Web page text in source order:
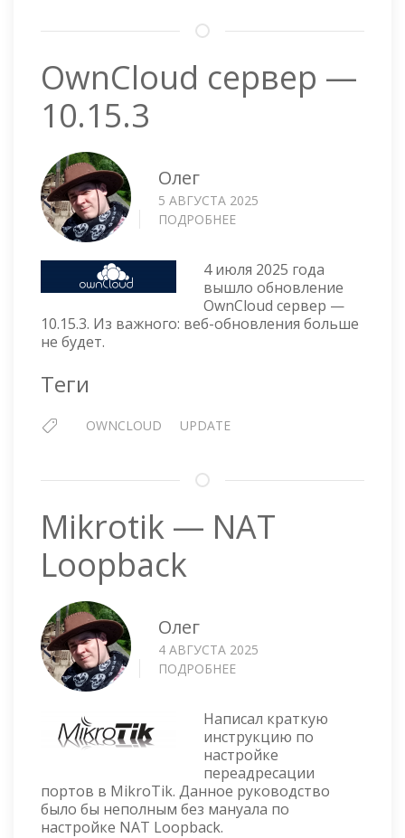
OwnCloud сервер —
10.15.3
Олег
5 АВГУСТА 2025
ПОДРОБНЕЕ
—
10.15.3
4 июля 2025 года
вышло обновление
OwnCloud сервер —
10.15.3. Из важного: веб-обновления больше
не будет.
Теги
OWNCLOUD UPDATE
Mikrotik — NAT
Loopback
Олег
4 АВГУСТА 2025
ПОДРОБНЕЕ
NAT
LOOPBACK
Написал краткую
инструкцию по
настройке
переадресации
портов в MikroTik. Данное руководство
было бы неполным без мануала по
настройке NAT Loopback.